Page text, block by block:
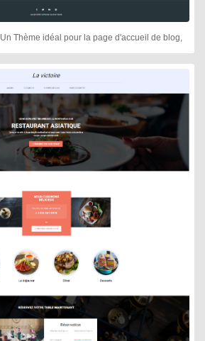
Un Thème idéal pour la page d'accueil de blog, site
DEMO